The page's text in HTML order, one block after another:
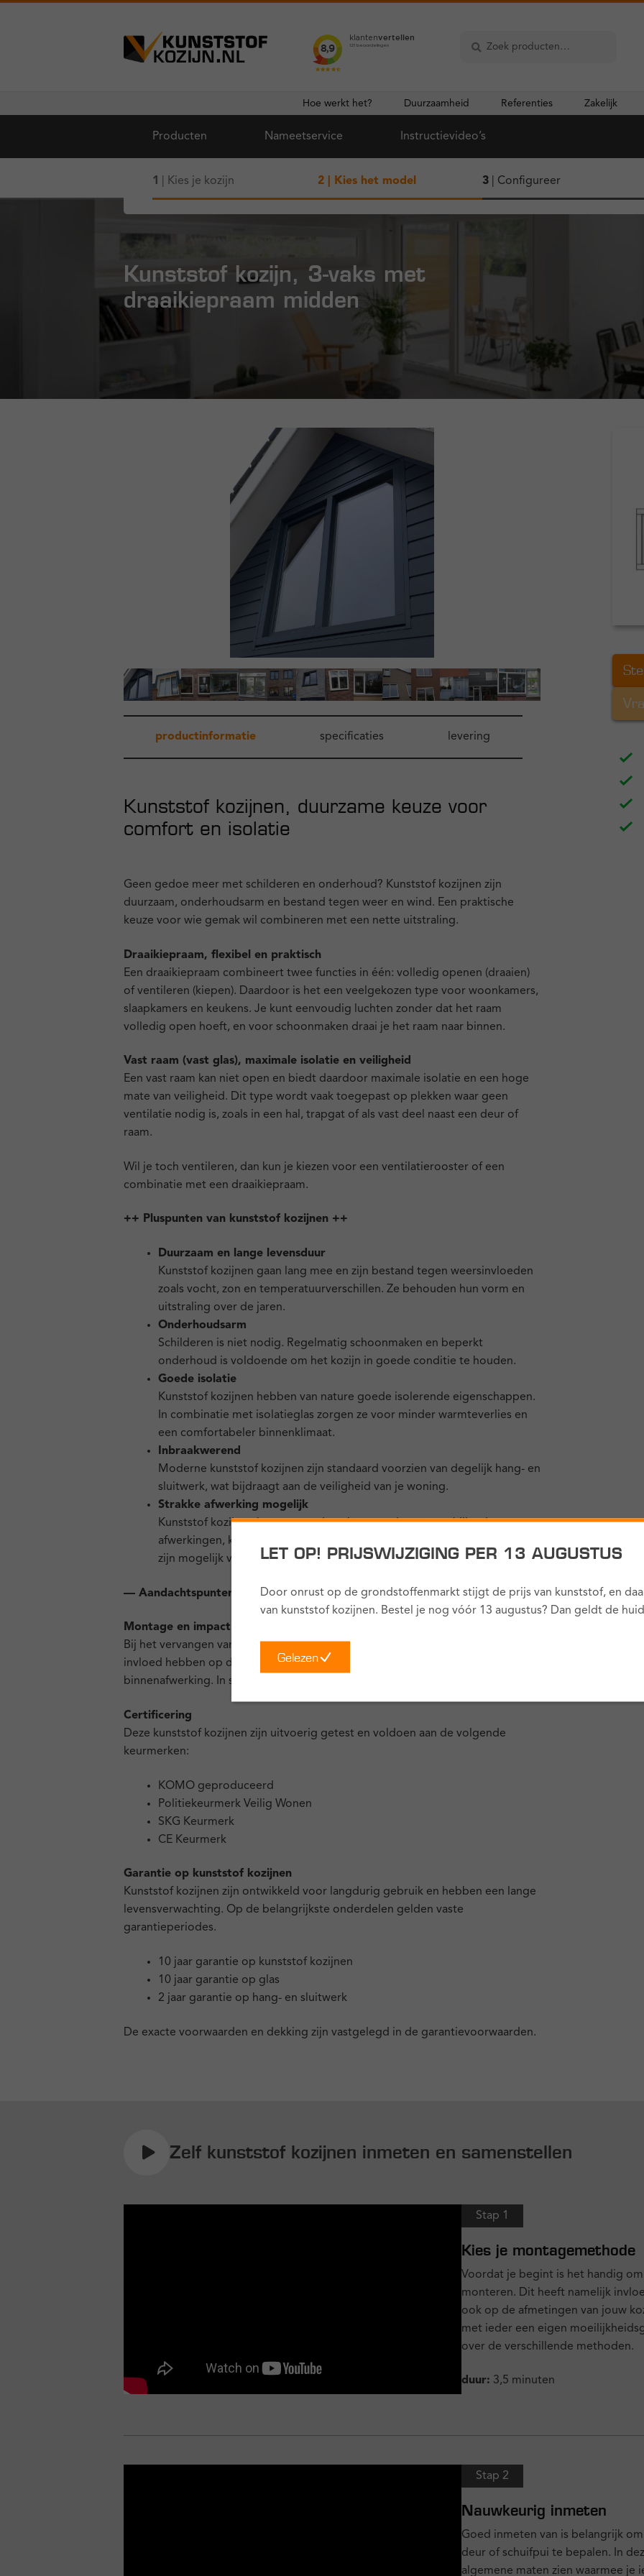
Ga
Ga
naar:
Hoe werkt het? Duurzaamheid Referenties Zakelijk
Producten Nameetservice Instructievideo’s
1 | Kies je kozijn 2| Kies het model 3 | Configureer
Kunststof kozijn, 3-vaks met
draaikiepraam midden
productinformatie specificaties levering
Kunststof kozijnen, duurzame keuze voor
comfort en isolatie
Geen gedoe meer met schilderen en onderhoud? Kunststof kozijnen zijn
duurzaam, onderhoudsarm en bestand tegen weer en wind. Een praktische
keuze voor wie gemak wil combineren met een nette uitstraling.
Draaikiepraam, flexibel en praktisch
Een draaikiepraam combineert twee functies in één: volledig openen (draaien)
of ventileren (kiepen). Daardoor is het een veelgekozen type voor woonkamers,
slaapkamers en keukens. Je kunt eenvoudig luchten zonder dat het raam
volledig open hoeft, en voor schoonmaken draai je het raam naar binnen.
Vast raam (vast glas), maximale isolatie en veiligheid
Een vast raam kan niet open en biedt daardoor maximale isolatie en een hoge
mate van veiligheid. Dit type wordt vaak toegepast op plekken waar geen
ventilatie nodig is, zoals in een hal, trapgat of als vast deel naast een deur of
raam.
Wil je toch ventileren, dan kun je kiezen voor een ventilatierooster of een
combinatie met een draaikiepraam.
++ Pluspunten van kunststof kozijnen ++
Duurzaam en lange levensduur
Kunststof kozijnen gaan lang mee en zijn bestand tegen weersinvloeden
zoals vocht, zon en temperatuurverschillen. Ze behouden hun vorm en
uitstraling over de jaren.
Onderhoudsarm
Schilderen is niet nodig. Regelmatig schoonmaken en beperkt
onderhoud is voldoende om het kozijn in goede conditie te houden.
Goede isolatie
Kunststof kozijnen hebben van nature goede isolerende eigenschappen.
In combinatie met isolatieglas zorgen ze voor minder warmteverlies en
een comfortabeler binnenklimaat.
Inbraakwerend
Moderne kunststof kozijnen zijn standaard voorzien van degelijk hang- en
sluitwerk, wat bijdraagt aan de veiligheid van je woning.
Strakke afwerking mogelijk
Kunststof kozijnen kunnen worden uitgevoerd met verschillende
afwerkingen, kleuren en details. Ook opties zoals verborgen scharnieren
zijn mogelijk voor een strakker uiterlijk.
— Aandachtspunten bij kunststof kozijnen —
Montage en impact op de woning
Bij het vervangen van kozijnen wordt het bestaande kozijn verwijderd. Dit kan
invloed hebben op de afwerking rondom het kozijn, zoals stucwerk of
binnenafwerking. In sommige gevallen is herstelwerk nodig.
Certificering
Deze kunststof kozijnen zijn uitvoerig getest en voldoen aan de volgende
keurmerken:
KOMO geproduceerd
Politiekeurmerk Veilig Wonen
SKG Keurmerk
CE Keurmerk
Garantie op kunststof kozijnen
Kunststof kozijnen zijn ontwikkeld voor langdurig gebruik en hebben een lange
levensverwachting. Op de belangrijkste onderdelen gelden vaste
garantieperiodes.
10 jaar garantie op kunststof kozijnen
10 jaar garantie op glas
2 jaar garantie op hang- en sluitwerk
De exacte voorwaarden en dekking zijn vastgelegd in de garantievoorwaarden.
Zelf kunststof kozijnen inmeten en samenstellen
Stap 1
Kies je montagemethode
Voordat je begint is het handig
monteren. Dit heeft namelijk
ook op de afmetingen van jouw
met ieder een eigen
over de verschillende methoden.
duur: 3,5 minuten
Stap 2
Nauwkeurig inmeten
Goed inmeten van is belangrijk
deur of schuifpui te bepalen. In
algemene maten zien waarmee je
LET OP! PRIJSWIJZIGING PER 13 AUGUSTUS
Door onrust op de grondstoffenmarkt stijgt de prijs van kunststof, en
van kunststof kozijnen. Bestel je nog vóór 13 augustus? Dan geldt de
Gelezen